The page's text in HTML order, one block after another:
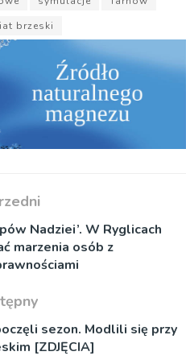
brzeski
Nadziei’. W Ryglicach
marzenia osób z
sezon. Modlili się przy
[ZDJĘCIA]